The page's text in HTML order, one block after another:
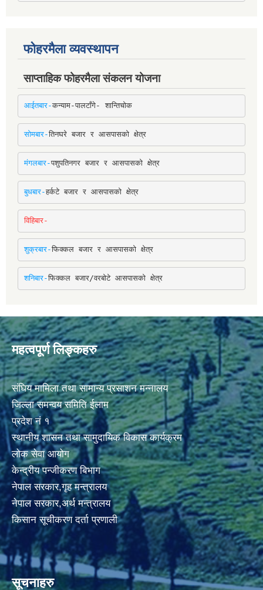
फोहरमैला व्यवस्थापन
साप्ताहिक फोहरमैला संकलन योजना
आईतबार-कन्याम-पालटाँगे- शान्तिचोक
सोमबार-तिनघरे बजार र आसपासको क्षेत्र
मंगलबार-पशुपतिनगर बजार र आसपासको क्षेत्र
बुधबार-हर्कटे बजार र आसपासको क्षेत्र
विहिबार-
शुक्रबार-फिक्कल बजार र आसपासको क्षेत्र
शनिबार-फिक्कल बजार/वरबोटे आसपासको क्षेत्र
महत्वपूर्ण लिङ्कहरु
संघिय मामिला तथा सामान्य प्रसाशन मन्नालय
जिल्ला समन्वय समिति ईलाम
प्रदेश नं १
स्थानीय शासन तथा सामुदायिक विकास कार्यक्रम
लोक सेवा आयोग
केन्द्रीय पन्जीकरण बिभाग
नेपाल सरकार,गृह मन्त्रालय
नेपाल सरकार,अर्थ मन्त्रालय
किसान सूचीकरण दर्ता प्रणाली
सूचनाहरु